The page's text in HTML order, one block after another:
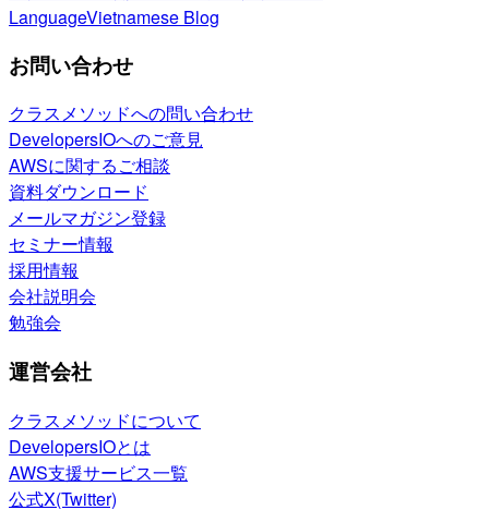
LanguageVietnamese Blog
お問い合わせ
クラスメソッドへの問い合わせ
DevelopersIOへのご意見
AWSに関するご相談
資料ダウンロード
メールマガジン登録
セミナー情報
採用情報
会社説明会
勉強会
運営会社
クラスメソッドについて
DevelopersIOとは
AWS支援サービス一覧
公式X(Twitter)